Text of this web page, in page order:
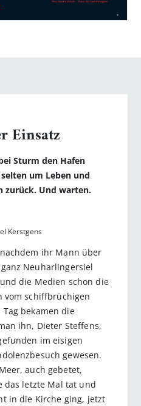
Einsatz
Sturm den Hafen
um Leben und
zurück. Und warten.
Kerstgens
ihr Mann über
Neuharlingersiel
die Medien schon die
vom schiffbrüchigen
bekamen die
ihn, Dieter Steffens,
im eisigen
gewesen.
auch gebetet,
das letzte Mal tat und
in die Kirche ging, jetzt